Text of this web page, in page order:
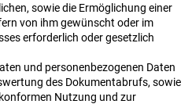
sowie die Ermöglichung einer
von ihm gewünscht oder im
erforderlich oder gesetzlich
und personenbezogenen Daten
des Dokumentabrufs, sowie
Nutzung und zur